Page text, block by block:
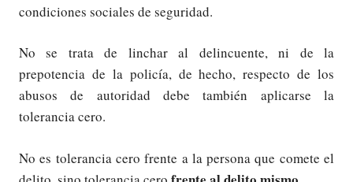
condiciones sociales de seguridad.
No se trata de linchar al delincuente, ni de la
prepotencia de la policía, de hecho, respecto de los
abusos de autoridad debe también aplicarse la
tolerancia cero.
No es tolerancia cero frente a la persona que comete el